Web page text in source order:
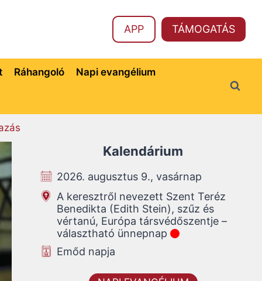
APP TÁMOGATÁS
Ráhangoló Napi evangélium
Kalendárium
2026. augusztus 9., vasárnap
A keresztről nevezett Szent Teréz
Benedikta (Edith Stein), szűz és
vértanú, Európa társvédőszentje –
választható ünnepnap
Emőd napja